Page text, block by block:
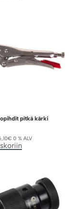
pitkä kärki
€ 0 % ALV